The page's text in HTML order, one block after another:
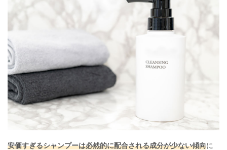
安価すぎるシャンプーは必然的に配合される成分が少ない傾向に